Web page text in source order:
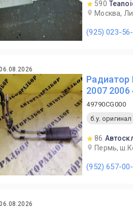
590
Москва,
(925) 023-
Радиатор
2007 2006
49790CG000
б.у. оригинал
86
Пермь,
(952) 657-